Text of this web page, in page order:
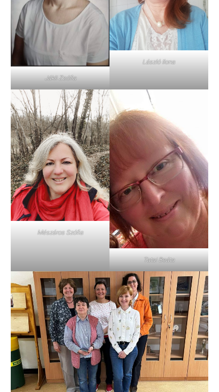
Jákli Zsófia
László Ilona
Mészáros Szófia
Tatai Beáta